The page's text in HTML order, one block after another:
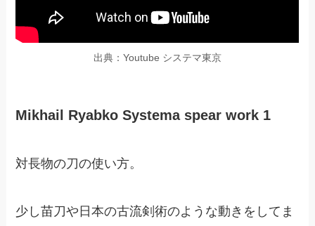
出典：Youtube システマ東京
Mikhail Ryabko Systema spear work 1
対長物の刀の使い方。
少し苗刀や日本の古流剣術のような動きをしてま